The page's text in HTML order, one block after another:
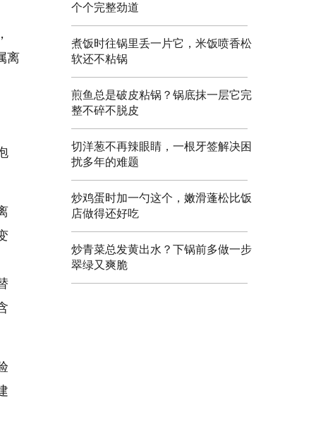
离
个个完整劲道
煮饭时往锅里丢一片它，米饭喷香松
软还不粘锅
煎鱼总是破皮粘锅？锅底抹一层它完
整不碎不脱皮
切洋葱不再辣眼睛，一根牙签解决困
扰多年的难题
炒鸡蛋时加一勺这个，嫩滑蓬松比饭
店做得还好吃
炒青菜总发黄出水？下锅前多做一步
翠绿又爽脆